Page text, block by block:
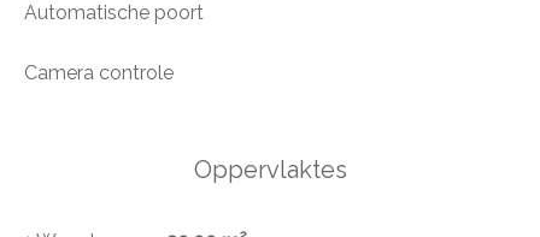
Automatische poort
Camera controle
Oppervlaktes